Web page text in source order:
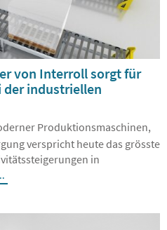
von Interroll sorgt für
industriellen
Produktionsmaschinen,
verspricht heute das grösste
in